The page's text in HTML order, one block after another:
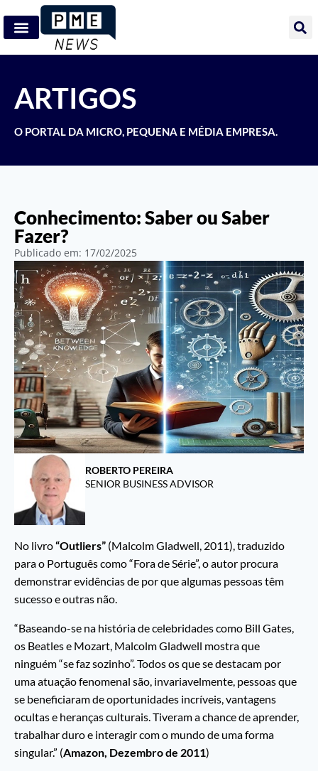
ARTIGOS
O PORTAL DA MICRO, PEQUENA E MÉDIA EMPRESA.
Conhecimento: Saber ou Saber
Fazer?
Publicado em: 17/02/2025
ROBERTO PEREIRA
SENIOR BUSINESS ADVISOR
No livro“Outliers” (Malcolm Gladwell, 2011), traduzido
para o Português como “Fora de Série”, o autor procura
demonstrar evidências de por que algumas pessoas têm
sucesso e outras não.
“Baseando-se na história de celebridades como Bill Gates,
os Beatles e Mozart, Malcolm Gladwell mostra que
ninguém “se faz sozinho”. Todos os que se destacam por
uma atuação fenomenal são, invariavelmente, pessoas que
se beneficiaram de oportunidades incríveis, vantagens
ocultas e heranças culturais. Tiveram a chance de aprender,
trabalhar duro e interagir com o mundo de uma forma
singular.” (Amazon, Dezembro de 2011)